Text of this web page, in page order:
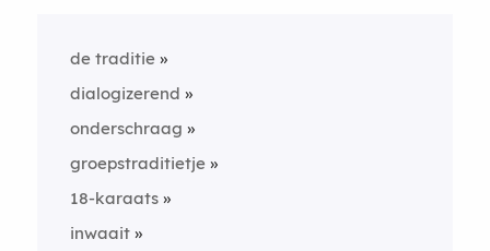
de traditie
dialogizerend
onderschraag
groepstraditietje
18-karaats
inwaait